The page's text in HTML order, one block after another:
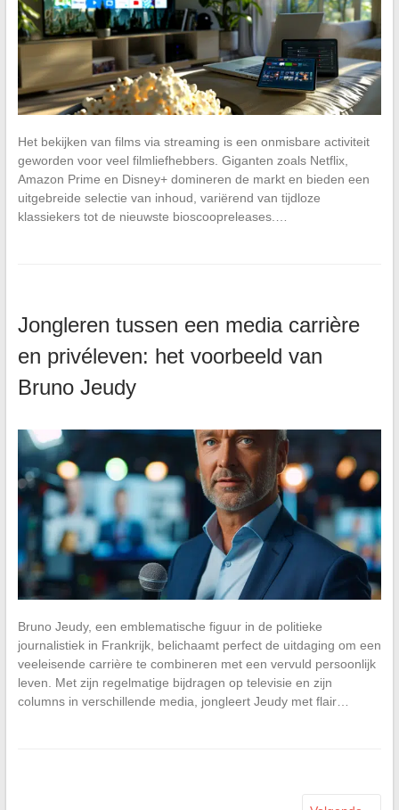
Het bekijken van films via streaming is een onmisbare activiteit
geworden voor veel filmliefhebbers. Giganten zoals Netflix,
Amazon Prime en Disney+ domineren de markt en bieden een
uitgebreide selectie van inhoud, variërend van tijdloze
klassiekers tot de nieuwste bioscoopreleases.…
Jongleren tussen een media carrière
en privéleven: het voorbeeld van
Bruno Jeudy
Bruno Jeudy, een emblematische figuur in de politieke
journalistiek in Frankrijk, belichaamt perfect de uitdaging om een
veeleisende carrière te combineren met een vervuld persoonlijk
leven. Met zijn regelmatige bijdragen op televisie en zijn
columns in verschillende media, jongleert Jeudy met flair…